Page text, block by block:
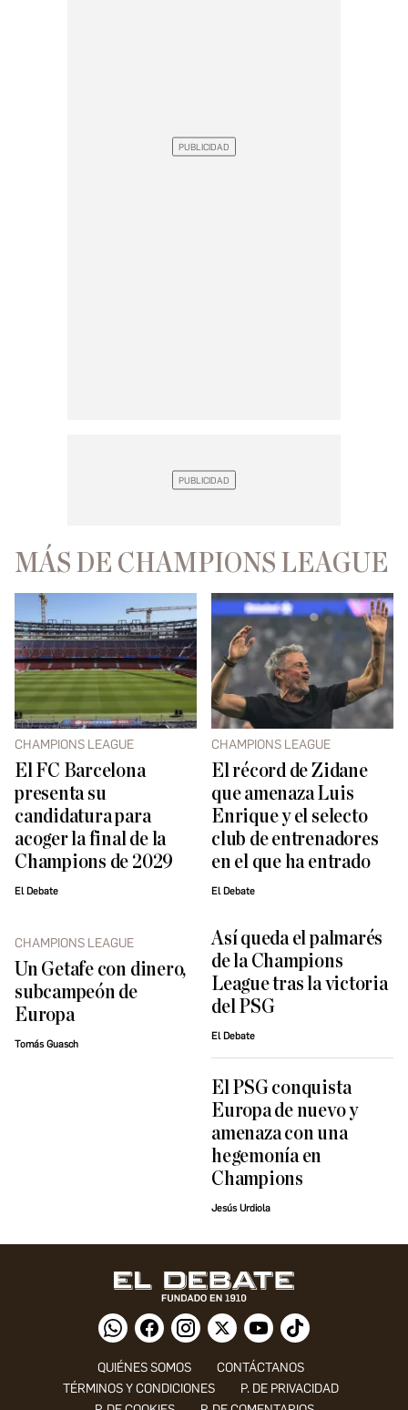
MÁS DE CHAMPIONS LEAGUE
CHAMPIONS LEAGUE
El FC Barcelona
presenta su
candidatura para
acoger la final de la
Champions de 2029
El Debate
CHAMPIONS LEAGUE
El récord de Zidane
que amenaza Luis
Enrique y el selecto
club de entrenadores
en el que ha entrado
El Debate
CHAMPIONS LEAGUE
Un Getafe con dinero,
subcampeón de
Europa
Tomás Guasch
Así queda el palmarés
de la Champions
League tras la victoria
del PSG
El Debate
El PSG conquista
Europa de nuevo y
amenaza con una
hegemonía en
Champions
Jesús Urdiola
QUIÉNES SOMOS
CONTÁCTANOS
TÉRMINOS Y CONDICIONES
P. DE PRIVACIDAD